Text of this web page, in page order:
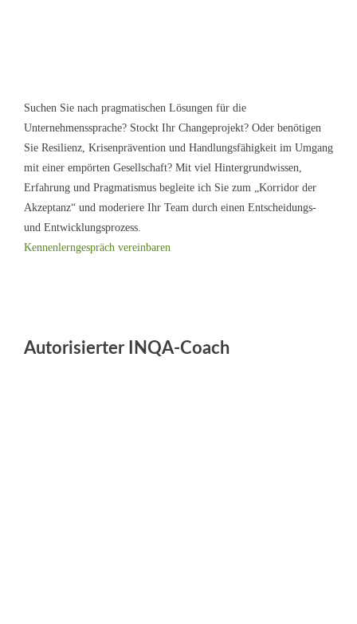
Suchen Sie nach pragmatischen Lösungen für die
Unternehmenssprache? Stockt Ihr Changeprojekt? Oder benötigen
Sie Resilienz, Krisenprävention und Handlungsfähigkeit im Umgang
mit einer empörten Gesellschaft? Mit viel Hintergrundwissen,
Erfahrung und Pragmatismus begleite ich Sie zum „Korridor der
Akzeptanz“ und moderiere Ihr Team durch einen Entscheidungs-
und Entwicklungsprozess.
Kennenlerngespräch vereinbaren
Autorisierter INQA-Coach